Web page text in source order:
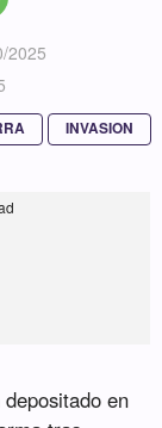
2025
INVASION
depositado en